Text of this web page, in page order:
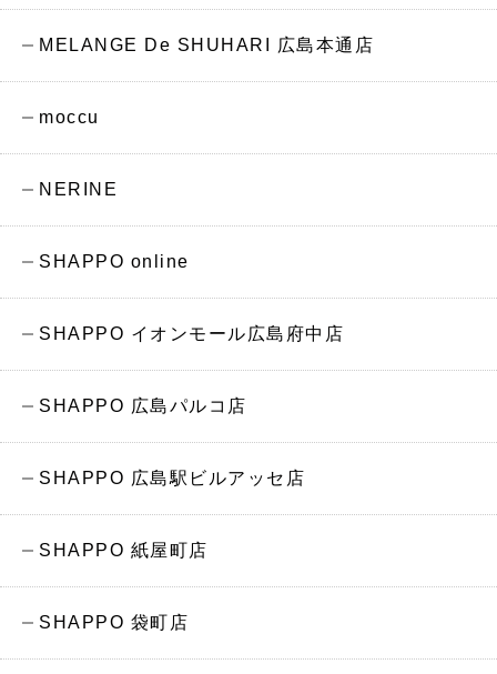
MELANGE De SHUHARI 広島本通店
moccu
NERINE
SHAPPO online
SHAPPO イオンモール広島府中店
SHAPPO 広島パルコ店
SHAPPO 広島駅ビルアッセ店
SHAPPO 紙屋町店
SHAPPO 袋町店